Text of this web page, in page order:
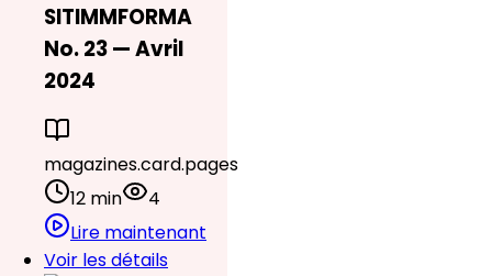
SITIMMFORMA
No. 23 — Avril
2024
magazines.card.pages
12 min
4
Lire maintenant
Voir les détails